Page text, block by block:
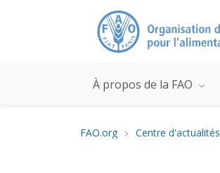
À propos de la FAO
FAO.org Centre d'actualités